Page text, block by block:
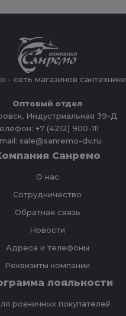
- сеть магазинов сантехники
Оптовый отдел
Индустриальная 39-Д
+7 (4212) 900-111
sale@sanremo-dv.ru
Санремо
О нас
Сотрудничество
Обратная связь
Новости
Адреса и телефоны
Реквизиты компании
лояльности
розничных покупателей